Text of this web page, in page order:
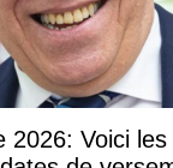
2026: Voici